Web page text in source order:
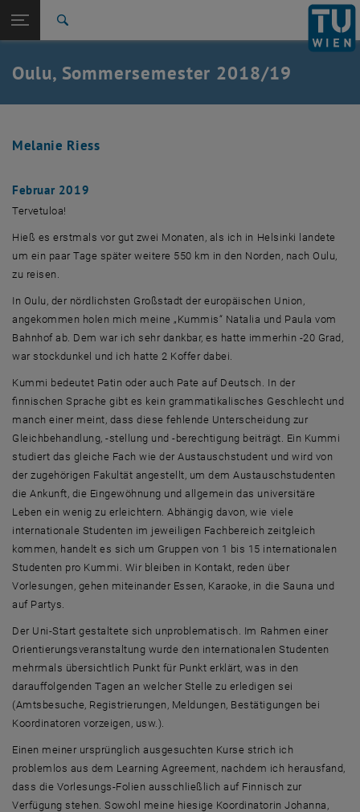
TU Login
Quicklinks
Quicklinks-Menü umschalten
Studium
Karriere
Zurück: Subseiten von Blogs auflisten
Blogs
Oulu, Sommersemester 2018/19
Melanie Riess
Februar 2019
Tervetuloa!
Hieß es erstmals vor gut zwei Monaten, als ich in Helsinki landete
um ein paar Tage später weitere 550 km in den Norden, nach Oulu,
zu reisen.
In Oulu, der nördlichsten Großstadt der europäischen Union,
angekommen holen mich meine „Kummis“ Natalia und Paula vom
Bahnhof ab. Dem war ich sehr dankbar, es hatte immerhin -20 Grad,
war stockdunkel und ich hatte 2 Koffer dabei.
Kummi bedeutet Patin oder auch Pate auf Deutsch. In der
finnischen Sprache gibt es kein grammatikalisches Geschlecht und
manch einer meint, dass diese fehlende Unterscheidung zur
Gleichbehandlung, -stellung und -berechtigung beiträgt. Ein Kummi
studiert das gleiche Fach wie der Austauschstudent und wird von
der zugehörigen Fakultät angestellt, um dem Austauschstudenten
die Ankunft, die Eingewöhnung und allgemein das universitäre
Leben ein wenig zu erleichtern. Abhängig davon, wie viele
internationale Studenten im jeweiligen Fachbereich zeitgleich
kommen, handelt es sich um Gruppen von 1 bis 15 internationalen
Studenten pro Kummi. Wir bleiben in Kontakt, reden über
Vorlesungen, gehen miteinander Essen, Karaoke, in die Sauna und
auf Partys.
Der Uni-Start gestaltete sich unproblematisch. Im Rahmen einer
Orientierungsveranstaltung wurde den internationalen Studenten
mehrmals übersichtlich Punkt für Punkt erklärt, was in den
darauffolgenden Tagen an welcher Stelle zu erledigen sei
(Amtsbesuche, Registrierungen, Meldungen, Bestätigungen bei
Koordinatoren vorzeigen, usw.).
Einen meiner ursprünglich ausgesuchten Kurse strich ich
problemlos aus dem Learning Agreement, nachdem ich herausfand,
dass die Vorlesungs-Folien ausschließlich auf Finnisch zur
Verfügung stehen. Sowohl meine hiesige Koordinatorin Johanna,